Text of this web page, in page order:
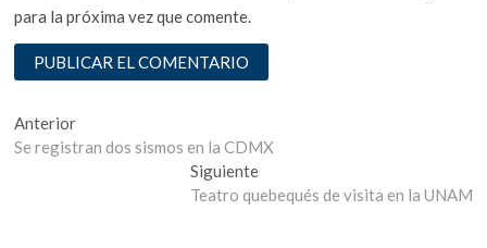
para la próxima vez que comente.
Navegación
de
AnteriorEntrada
anterior:
Se registran dos sismos en la CDMX
SiguienteEntrada
siguiente:
Teatro quebequés de visita en la UNAM